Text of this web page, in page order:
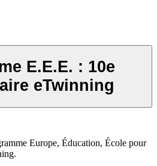
E.E.E. : 10e
eTwinning
Europe, Éducation, École pour